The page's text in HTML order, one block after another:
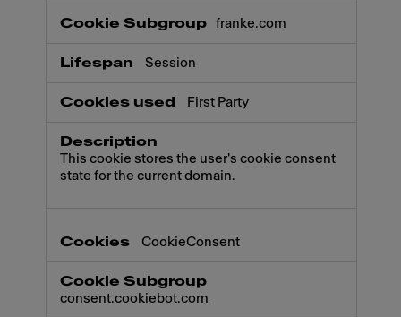
franke.com
Session
First Party
This cookie stores the user's cookie consent
state for the current domain.
CookieConsent
consent.cookiebot.com